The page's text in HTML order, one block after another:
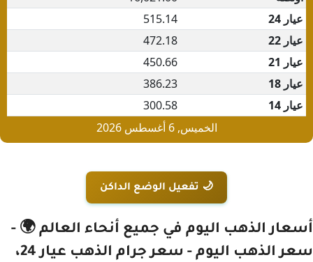
🌙 تفعيل الوضع الداكن
أسعار الذهب اليوم في جميع أنحاء العالم 🌍 -
سعر الذهب اليوم - سعر جرام الذهب عيار 24،